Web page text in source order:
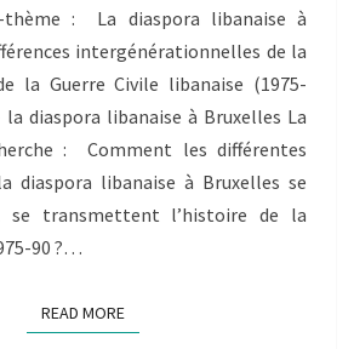
: La diaspora libanaise à
intergénérationnelles de la
la Guerre Civile libanaise (1975-
diaspora libanaise à Bruxelles La
: Comment les différentes
diaspora libanaise à Bruxelles se
se transmettent l’histoire de la
90 ?…
READ MOREREAD MORE